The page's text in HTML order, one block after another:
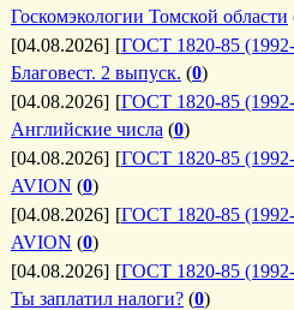
Госкомэкологии Томской области
[04.08.2026] [ГОСТ 1820-85 (1992-
Благовест. 2 выпуск. (0)
[04.08.2026] [ГОСТ 1820-85 (1992-
Английские числа (0)
[04.08.2026] [ГОСТ 1820-85 (1992-
AVION (0)
[04.08.2026] [ГОСТ 1820-85 (1992-
AVION (0)
[04.08.2026] [ГОСТ 1820-85 (1992-
Ты заплатил налоги? (0)